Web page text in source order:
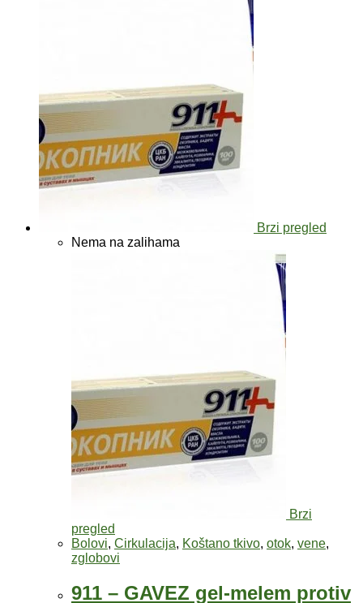
Brzi pregled
Nema na zalihama
Brzi
pregled
Bolovi, Cirkulacija, Koštano tkivo, otok, vene,
zglobovi
911 – GAVEZ gel-melem protiv